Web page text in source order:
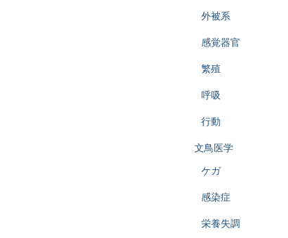
外被系
感覚器官
繁殖
呼吸
行動
文鳥医学
ケガ
感染症
栄養失調